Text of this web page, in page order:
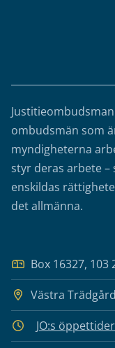
ombudsmän som
myndigheterna
styr deras arbete
enskildas
det allmänna.
Box 16327, 103
Västra
JO:s öppettider